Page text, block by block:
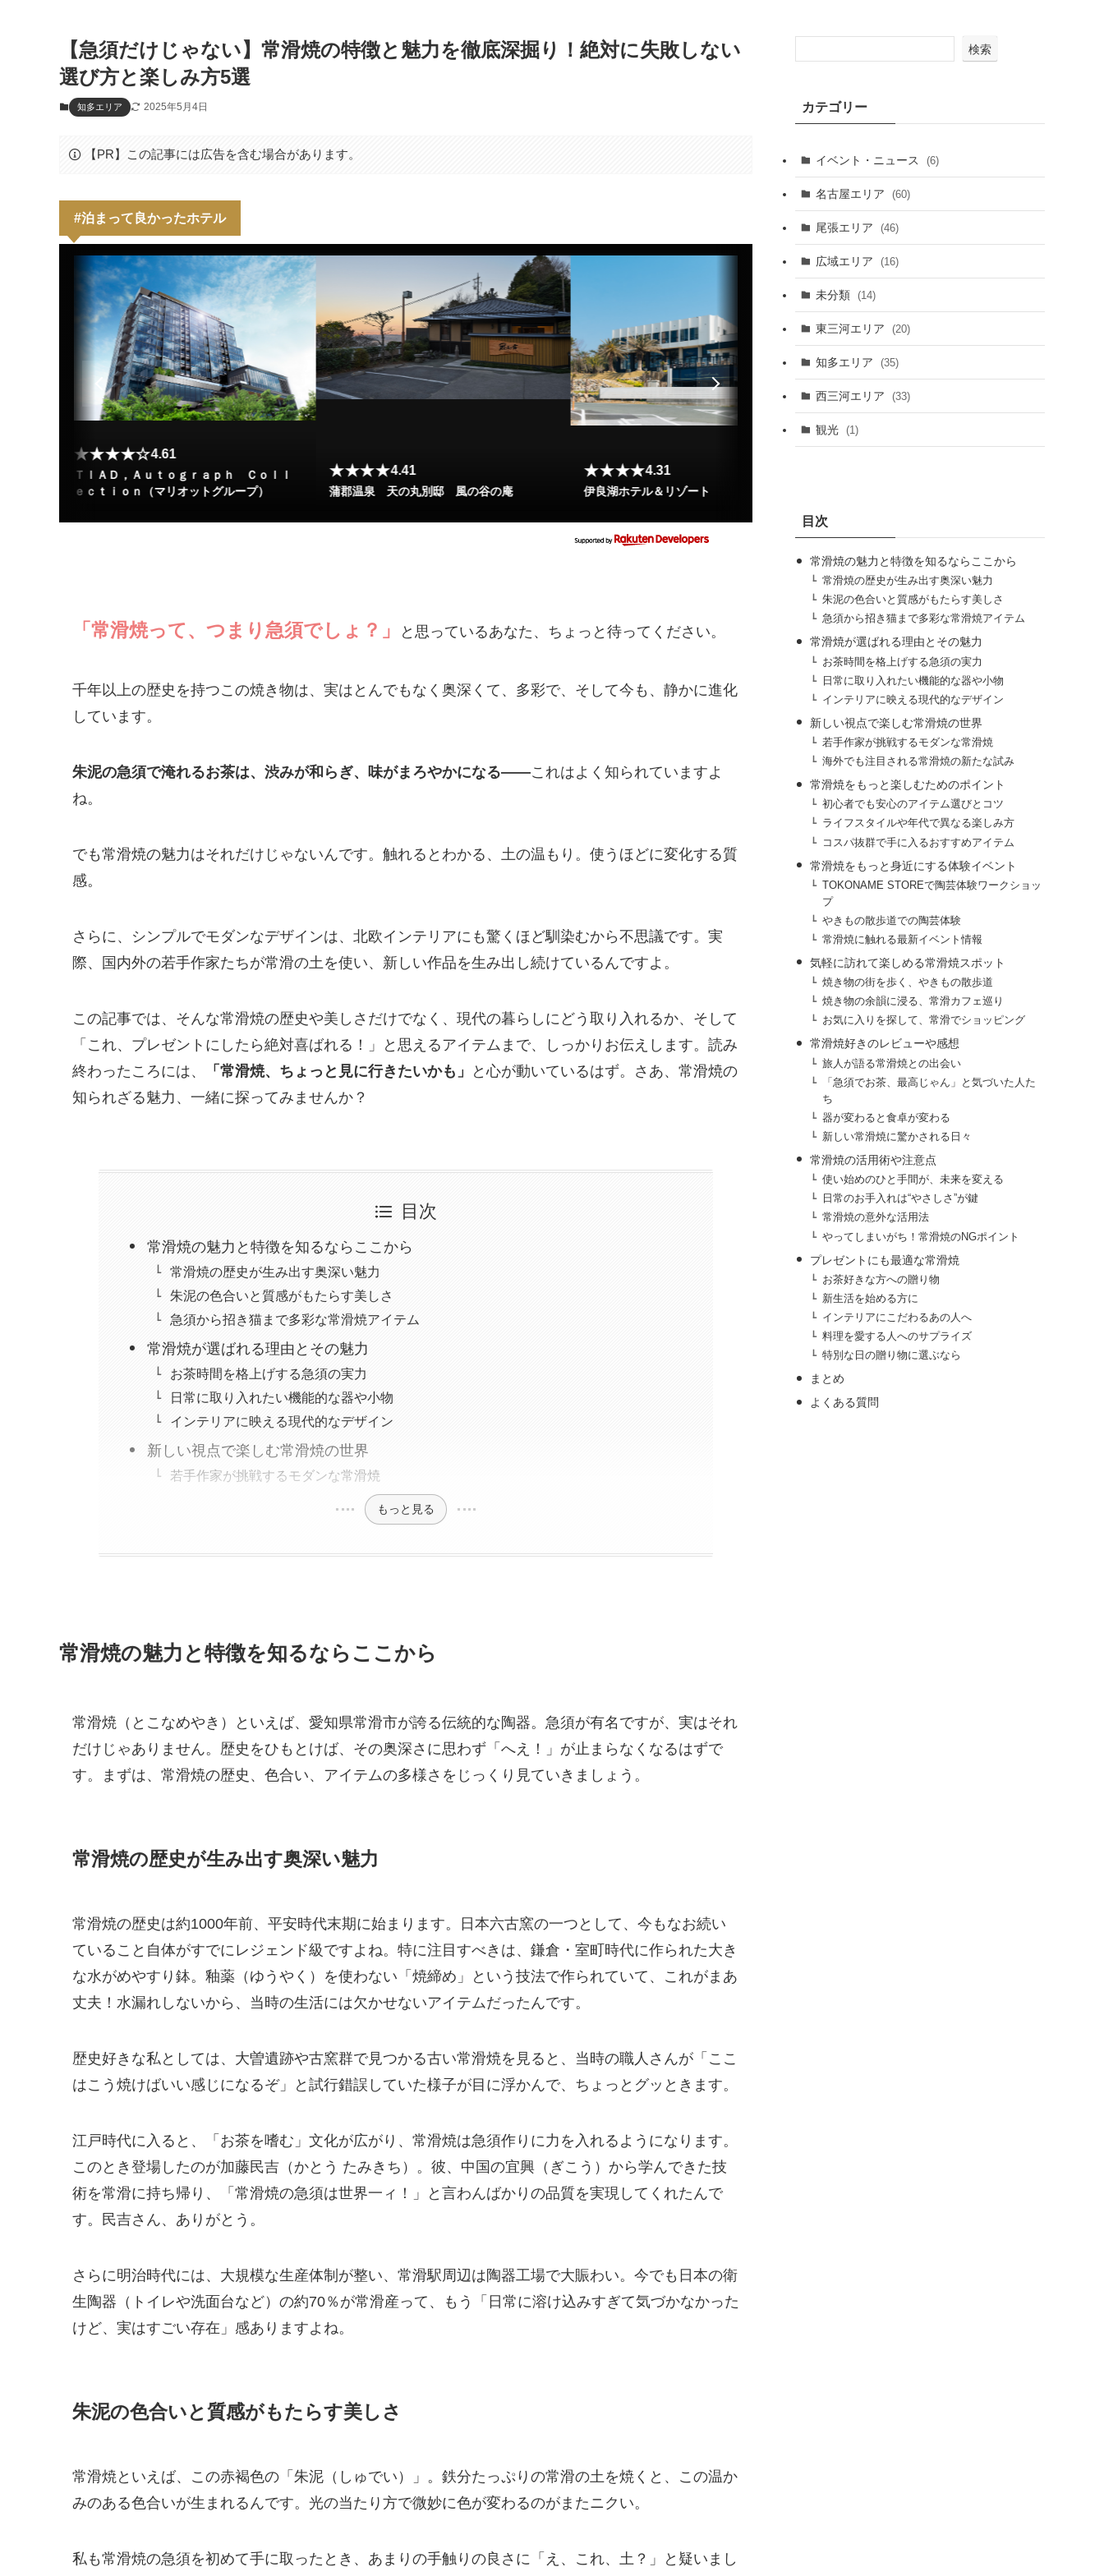
【急須だけじゃない】常滑焼の特徴と魅力を徹底深掘り！絶対に失敗しない
選び方と楽しみ方5選
知多エリア 2025年5月4日
【PR】この記事には広告を含む場合があります。
#泊まって良かったホテル
★★★★☆4.61
ＴＩＡＤ，Ａｕｔｏｇｒａｐｈ Ｃｏｌｌ
ｅｃｔｉｏｎ（マリオットグループ）
★★★★4.41
蒲郡温泉 天の丸別邸 風の谷の庵
★★★★4.31
伊良湖ホテル＆リゾート
「常滑焼って、つまり急須でしょ？」 と思っているあなた、ちょっと待ってください。
千年以上の歴史を持つこの焼き物は、実はとんでもなく奥深くて、多彩で、そして今も、静かに進化
しています。
朱泥の急須で淹れるお茶は、渋みが和らぎ、味がまろやかになる——これはよく知られていますよ
ね。
でも常滑焼の魅力はそれだけじゃないんです。触れるとわかる、土の温もり。使うほどに変化する質
感。
さらに、シンプルでモダンなデザインは、北欧インテリアにも驚くほど馴染むから不思議です。実
際、国内外の若手作家たちが常滑の土を使い、新しい作品を生み出し続けているんですよ。
この記事では、そんな常滑焼の歴史や美しさだけでなく、現代の暮らしにどう取り入れるか、そして
「これ、プレゼントにしたら絶対喜ばれる！」と思えるアイテムまで、しっかりお伝えします。読み
終わったころには、
「常滑焼、ちょっと見に行きたいかも」
と心が動いているはず。さあ、常滑焼の
知られざる魅力、一緒に探ってみませんか？
目次
常滑焼の魅力と特徴を知るならここから
常滑焼の歴史が生み出す奥深い魅力
朱泥の色合いと質感がもたらす美しさ
急須から招き猫まで多彩な常滑焼アイテム
常滑焼が選ばれる理由とその魅力
お茶時間を格上げする急須の実力
日常に取り入れたい機能的な器や小物
インテリアに映える現代的なデザイン
新しい視点で楽しむ常滑焼の世界
若手作家が挑戦するモダンな常滑焼
もっと見る
常滑焼の魅力と特徴を知るならここから
常滑焼（とこなめやき）といえば、愛知県常滑市が誇る伝統的な陶器。急須が有名ですが、実はそれ
だけじゃありません。歴史をひもとけば、その奥深さに思わず「へえ！」が止まらなくなるはずで
す。まずは、常滑焼の歴史、色合い、アイテムの多様さをじっくり見ていきましょう。
常滑焼の歴史が生み出す奥深い魅力
常滑焼の歴史は約1000年前、平安時代末期に始まります。日本六古窯の一つとして、今もなお続い
ていること自体がすでにレジェンド級ですよね。特に注目すべきは、鎌倉・室町時代に作られた大き
な水がめやすり鉢。釉薬（ゆうやく）を使わない「焼締め」という技法で作られていて、これがまあ
丈夫！水漏れしないから、当時の生活には欠かせないアイテムだったんです。
歴史好きな私としては、大曽遺跡や古窯群で見つかる古い常滑焼を見ると、当時の職人さんが「ここ
はこう焼けばいい感じになるぞ」と試行錯誤していた様子が目に浮かんで、ちょっとグッときます。
江戸時代に入ると、「お茶を嗜む」文化が広がり、常滑焼は急須作りに力を入れるようになります。
このとき登場したのが加藤民吉（かとう たみきち）。彼、中国の宜興（ぎこう）から学んできた技
術を常滑に持ち帰り、「常滑焼の急須は世界一ィ！」と言わんばかりの品質を実現してくれたんで
す。民吉さん、ありがとう。
さらに明治時代には、大規模な生産体制が整い、常滑駅周辺は陶器工場で大賑わい。今でも日本の衛
生陶器（トイレや洗面台など）の約70％が常滑産って、もう「日常に溶け込みすぎて気づかなかった
けど、実はすごい存在」感ありますよね。
朱泥の色合いと質感がもたらす美しさ
常滑焼といえば、この赤褐色の「朱泥（しゅでい）」。鉄分たっぷりの常滑の土を焼くと、この温か
みのある色合いが生まれるんです。光の当たり方で微妙に色が変わるのがまたニクい。
私も常滑焼の急須を初めて手に取ったとき、あまりの手触りの良さに「え、これ、土？」と疑いまし
検索
カテゴリー
イベント・ニュース (6)
名古屋エリア (60)
尾張エリア (46)
広域エリア (16)
未分類 (14)
東三河エリア (20)
知多エリア (35)
西三河エリア (33)
観光 (1)
目次
常滑焼の魅力と特徴を知るならここから
常滑焼の歴史が生み出す奥深い魅力
朱泥の色合いと質感がもたらす美しさ
急須から招き猫まで多彩な常滑焼アイテム
常滑焼が選ばれる理由とその魅力
お茶時間を格上げする急須の実力
日常に取り入れたい機能的な器や小物
インテリアに映える現代的なデザイン
新しい視点で楽しむ常滑焼の世界
若手作家が挑戦するモダンな常滑焼
海外でも注目される常滑焼の新たな試み
常滑焼をもっと楽しむためのポイント
初心者でも安心のアイテム選びとコツ
ライフスタイルや年代で異なる楽しみ方
コスパ抜群で手に入るおすすめアイテム
常滑焼をもっと身近にする体験イベント
TOKONAME STOREで陶芸体験ワークショッ
プ
やきもの散歩道での陶芸体験
常滑焼に触れる最新イベント情報
気軽に訪れて楽しめる常滑焼スポット
焼き物の街を歩く、やきもの散歩道
焼き物の余韻に浸る、常滑カフェ巡り
お気に入りを探して、常滑でショッピング
常滑焼好きのレビューや感想
旅人が語る常滑焼との出会い
「急須でお茶、最高じゃん」と気づいた人た
ち
器が変わると食卓が変わる
新しい常滑焼に驚かされる日々
常滑焼の活用術や注意点
使い始めのひと手間が、未来を変える
日常のお手入れは“やさしさ”が鍵
常滑焼の意外な活用法
やってしまいがち！常滑焼のNGポイント
プレゼントにも最適な常滑焼
お茶好きな方への贈り物
新生活を始める方に
インテリアにこだわるあの人へ
料理を愛する人へのサプライズ
特別な日の贈り物に選ぶなら
まとめ
よくある質問